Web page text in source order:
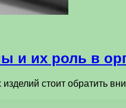
и их роль в
стоит обратить